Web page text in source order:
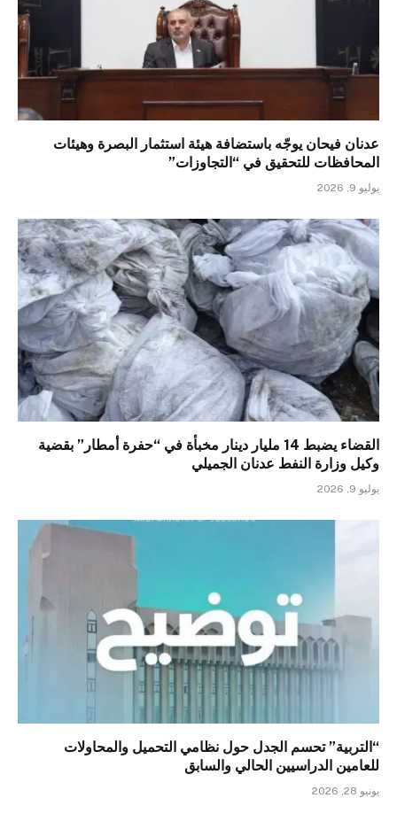
عدنان فيحان يوجّه باستضافة هيئة استثمار البصرة وهيئات
المحافظات للتحقيق في “التجاوزات”
يوليو 9, 2026
القضاء يضبط 14 مليار دينار مخبأة في “حفرة أمطار” بقضية
وكيل وزارة النفط عدنان الجميلي
يوليو 9, 2026
“التربية” تحسم الجدل حول نظامي التحميل والمحاولات
للعامين الدراسيين الحالي والسابق
يونيو 28, 2026